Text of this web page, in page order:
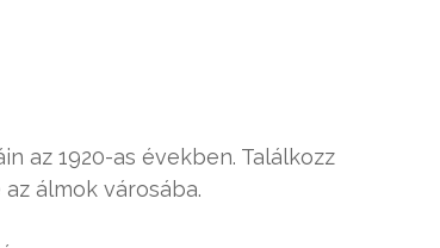
az 1920-as években. Találkozz
álmok városába.